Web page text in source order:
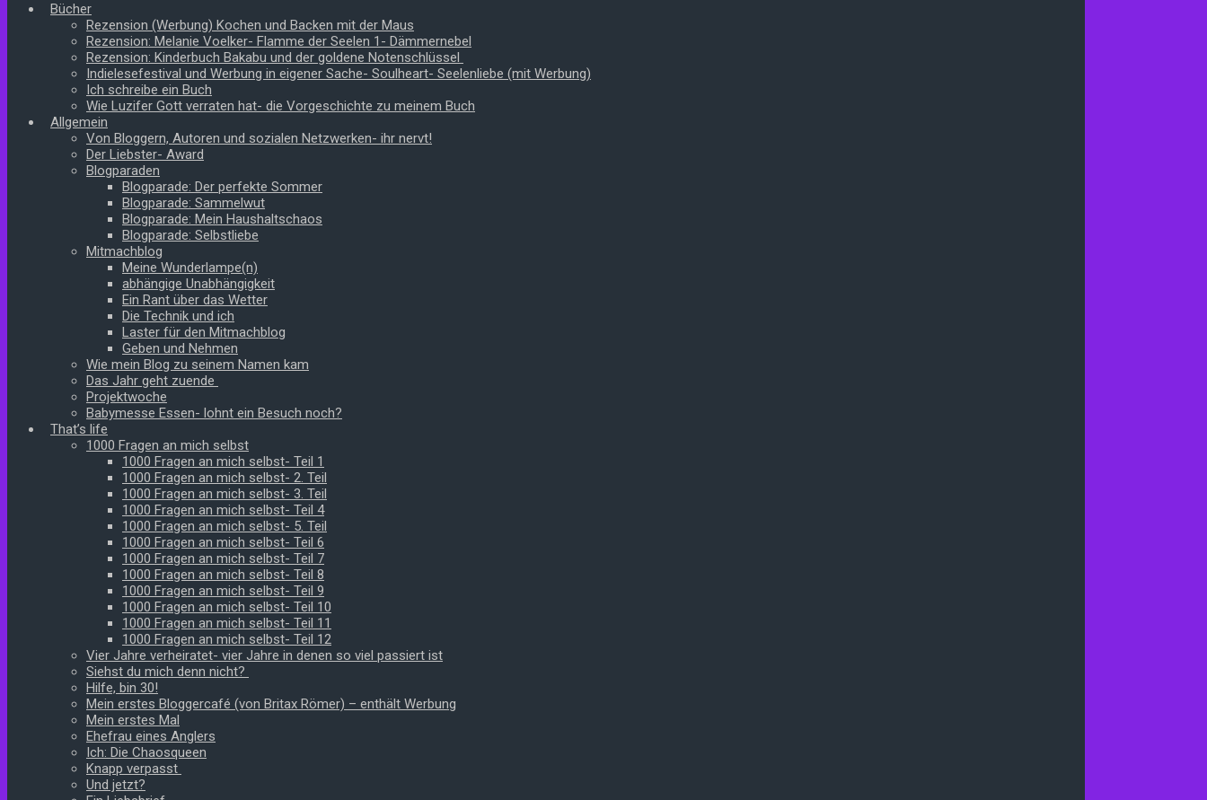
Bücher
Rezension (Werbung) Kochen und Backen mit der Maus
Rezension: Melanie Voelker- Flamme der Seelen 1- Dämmernebel
Rezension: Kinderbuch Bakabu und der goldene Notenschlüssel
Indielesefestival und Werbung in eigener Sache- Soulheart- Seelenliebe (mit Werbung)
Ich schreibe ein Buch
Wie Luzifer Gott verraten hat- die Vorgeschichte zu meinem Buch
Allgemein
Von Bloggern, Autoren und sozialen Netzwerken- ihr nervt!
Der Liebster- Award
Blogparaden
Blogparade: Der perfekte Sommer
Blogparade: Sammelwut
Blogparade: Mein Haushaltschaos
Blogparade: Selbstliebe
Mitmachblog
Meine Wunderlampe(n)
abhängige Unabhängigkeit
Ein Rant über das Wetter
Die Technik und ich
Laster für den Mitmachblog
Geben und Nehmen
Wie mein Blog zu seinem Namen kam
Das Jahr geht zuende
Projektwoche
Babymesse Essen- lohnt ein Besuch noch?
That’s life
1000 Fragen an mich selbst
1000 Fragen an mich selbst- Teil 1
1000 Fragen an mich selbst- 2. Teil
1000 Fragen an mich selbst- 3. Teil
1000 Fragen an mich selbst- Teil 4
1000 Fragen an mich selbst- 5. Teil
1000 Fragen an mich selbst- Teil 6
1000 Fragen an mich selbst- Teil 7
1000 Fragen an mich selbst- Teil 8
1000 Fragen an mich selbst- Teil 9
1000 Fragen an mich selbst- Teil 10
1000 Fragen an mich selbst- Teil 11
1000 Fragen an mich selbst- Teil 12
Vier Jahre verheiratet- vier Jahre in denen so viel passiert ist
Siehst du mich denn nicht?
Hilfe, bin 30!
Mein erstes Bloggercafé (von Britax Römer) – enthält Werbung
Mein erstes Mal
Ehefrau eines Anglers
Ich: Die Chaosqueen
Knapp verpasst
Und jetzt?